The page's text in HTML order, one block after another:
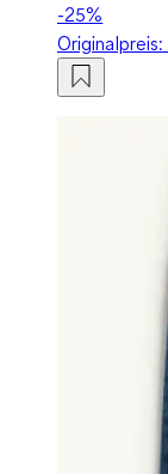
-25%
Originalpreis: